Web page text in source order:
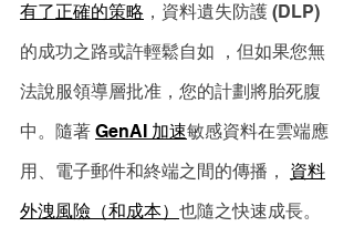
有了正確的策略 ，資料遺失防護 (DLP)
的成功之路或許輕鬆自如 ，但如果您無
法說服領導層批准，您的計劃將胎死腹
中。隨著 GenAI 加速敏感資料在雲端應
用、電子郵件和終端之間的傳播， 資料
外洩風險（和成本） 也隨之快速成長。